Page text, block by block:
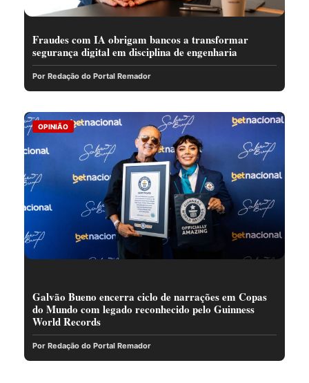
Fraudes com IA obrigam bancos a transformar
segurança digital em disciplina de engenharia
Por Redação do Portal Remador
OPINIÃO
Galvão Bueno encerra ciclo de narrações em Copas
do Mundo com legado reconhecido pelo Guinness
World Records
Por Redação do Portal Remador